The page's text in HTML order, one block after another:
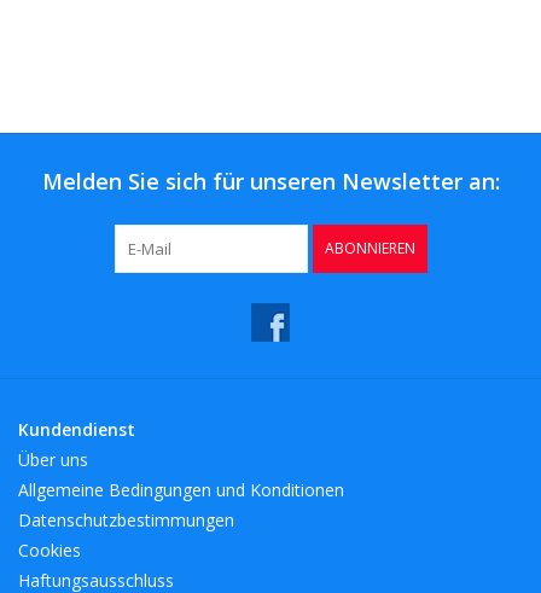
Melden Sie sich für unseren Newsletter an:
ABONNIEREN
Kundendienst
Über uns
Allgemeine Bedingungen und Konditionen
Datenschutzbestimmungen
Cookies
Haftungsausschluss